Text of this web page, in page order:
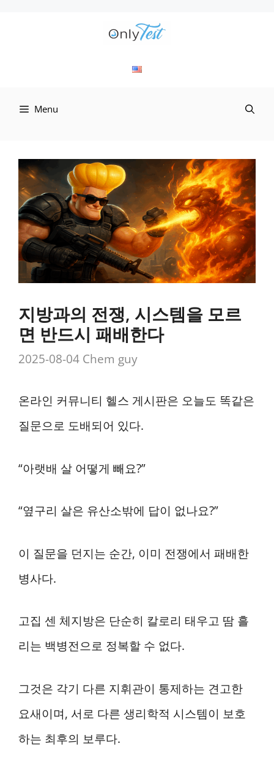
Menu
지방과의 전쟁, 시스템을 모르
면 반드시 패배한다
2025-08-04 Chem guy
온라인 커뮤니티 헬스 게시판은 오늘도 똑같은
질문으로 도배되어 있다.
“아랫배 살 어떻게 빼요?”
“옆구리 살은 유산소밖에 답이 없나요?”
이 질문을 던지는 순간, 이미 전쟁에서 패배한
병사다.
고집 센 체지방은 단순히 칼로리 태우고 땀 흘
리는 백병전으로 정복할 수 없다.
그것은 각기 다른 지휘관이 통제하는 견고한
요새이며, 서로 다른 생리학적 시스템이 보호
하는 최후의 보루다.